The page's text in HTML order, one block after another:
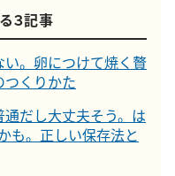
３記事
。卵につけて焼く贅
くりかた
だし大丈夫そう。は
も。正しい保存法と